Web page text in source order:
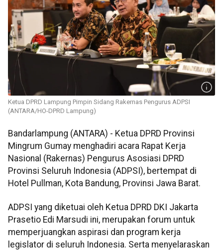
Ketua DPRD Lampung Pimpin Sidang Rakernas Pengurus ADPSI
(ANTARA/HO-DPRD Lampung)
Bandarlampung (ANTARA) - Ketua DPRD Provinsi
Mingrum Gumay menghadiri acara Rapat Kerja
Nasional (Rakernas) Pengurus Asosiasi DPRD
Provinsi Seluruh Indonesia (ADPSI), bertempat di
Hotel Pullman, Kota Bandung, Provinsi Jawa Barat.
ADPSI yang diketuai oleh Ketua DPRD DKI Jakarta
Prasetio Edi Marsudi ini, merupakan forum untuk
memperjuangkan aspirasi dan program kerja
legislator di seluruh Indonesia. Serta menyelaraskan